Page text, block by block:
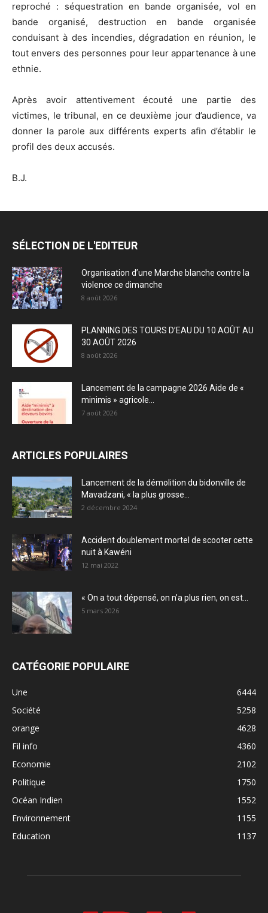
reproché : séquestration en bande organisée, vol en
bande organisé, destruction en bande organisée
conduisant à des incendies, dégradation en réunion, le
tout envers des personnes pour leur appartenance à une
ethnie.
Après avoir attentivement écouté une partie des
victimes, le tribunal, en ce deuxième jour d’audience, va
donner la parole aux différents experts afin d’établir le
profil des deux accusés.
B.J.
SÉLECTION DE L'EDITEUR
Organisation d’une Marche blanche contre la
violence ce dimanche
8 août 2026
PLANNING DES TOURS D’EAU DU 10 AOÛT AU
30 AOÛT 2026
8 août 2026
Lancement de la campagne 2026 Aide de «
minimis » agricole...
7 août 2026
ARTICLES POPULAIRES
Lancement de la démolition du bidonville de
Mavadzani, « la plus grosse...
2 décembre 2024
Accident doublement mortel de scooter cette
nuit à Kawéni
12 mai 2022
« On a tout dépensé, on n’a plus rien, on est...
5 mars 2026
CATÉGORIE POPULAIRE
Une
6444
Société
5258
orange
4628
Fil info
4360
Economie
2102
Politique
1750
Océan Indien
1552
Environnement
1155
Education
1137